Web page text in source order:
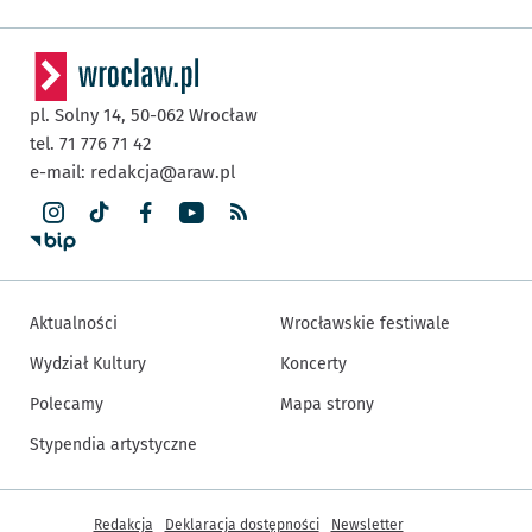
pl. Solny 14, 50-062 Wrocław
tel. 71 776 71 42
e-mail: redakcja@araw.pl
Aktualności
Wydział Kultury
Polecamy
Stypendia artystyczne
Wrocławskie festiwale
Koncerty
Mapa strony
Inne informacje
Redakcja Deklaracja dostępności Newsletter